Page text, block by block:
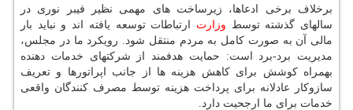
برخلاف برخی ادعاها، زیرساخت های مهمی نظیر فیبر نوری در
سالهای گذشته توسط وزارت ارتباطات توسعه یافته اند و نباید بار
مالی آن به صورت کامل به مردم منتقل شود. رویکرد ما در مجلس،
مدیریت برد-برد است: حمایت هدفمند از شرکتهای خدمات دهنده
بهمراه کوشش برای کاهش هزینه ها از جانب اپراتورها و تعریف
سازوکار عادلانه برای پرداخت هزینه توسط مصرف کنندگان واقعی
خدمات برای ما ارجحیت دارد.